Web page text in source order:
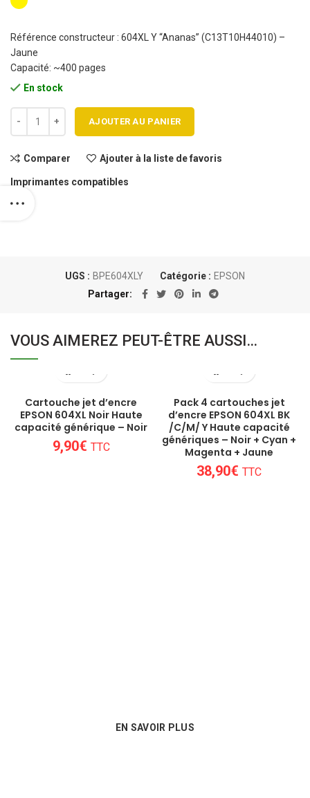
Référence constructeur : 604XL Y “Ananas” (C13T10H44010) –
Jaune
Capacité: ~400 pages
En stock
AJOUTER AU PANIER
Comparer Ajouter à la liste de favoris
Imprimantes compatibles
UGS : BPE604XLY Catégorie : EPSON
Partager
VOUS AIMEREZ PEUT-ÊTRE AUSSI…
Cartouche jet d’encre
EPSON 604XL Noir Haute
capacité générique – Noir
9,90€ TTC
Pack 4 cartouches jet
d’encre EPSON 604XL BK
/C/M/ Y Haute capacité
génériques – Noir + Cyan +
Magenta + Jaune
38,90€ TTC
EN SAVOIR PLUS